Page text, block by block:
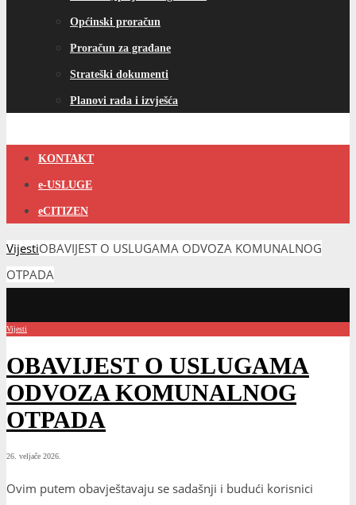
Općinski proračun
Proračun za građane
Strateški dokumenti
Planovi rada i izvješća
KONTAKT
e-USLUGE
eCITIZEN
VijestiOBAVIJEST O USLUGAMA ODVOZA KOMUNALNOG
OTPADA
Vijesti
OBAVIJEST O USLUGAMA
ODVOZA KOMUNALNOG
OTPADA
26. veljače 2026.
Ovim putem obavještavaju se sadašnji i budući korisnici